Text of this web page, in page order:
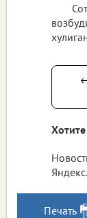
Печать